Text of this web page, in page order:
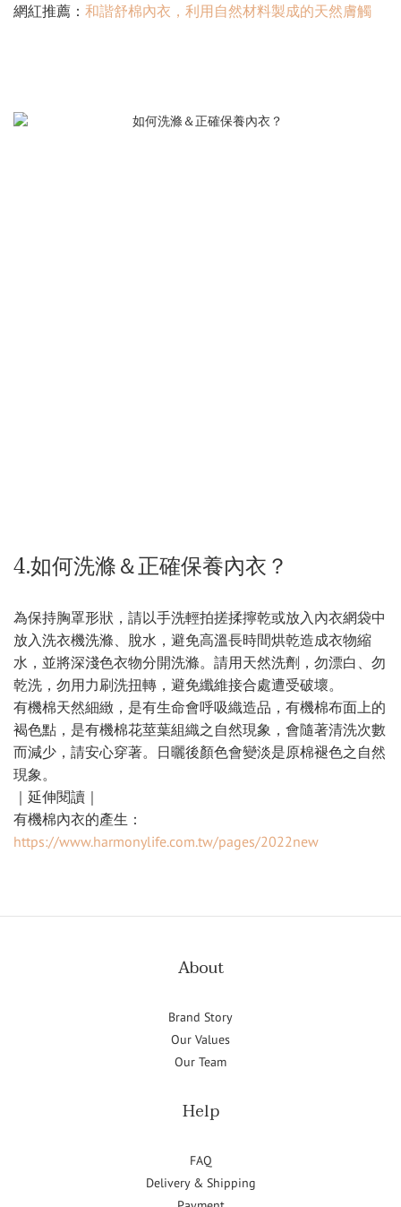
網紅推薦： 和諧舒棉內衣，利用自然材料製成的天然膚觸
4.如何洗滌＆正確保養內衣？
為保持胸罩形狀，請以手洗輕拍搓揉擰乾或放入內衣網袋中
放入洗衣機洗滌、脫水，避免高溫長時間烘乾造成衣物縮
水，並將深淺色衣物分開洗滌。請用天然洗劑，勿漂白、勿
乾洗，勿用力刷洗扭轉，避免纖維接合處遭受破壞。
有機棉天然細緻，是有生命會呼吸織造品，有機棉布面上的
褐色點，是有機棉花莖葉組織之自然現象，會隨著清洗次數
而減少，請安心穿著。日曬後顏色會變淡是原棉褪色之自然
現象。
｜延伸閱讀｜
有機棉內衣的產生：
https://www.harmonylife.com.tw/pages/2022new
About
Brand Story
Our Values
Our Team
Help
FAQ
Delivery & Shipping